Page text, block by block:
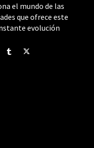
el mundo de las
que ofrece este
evolución